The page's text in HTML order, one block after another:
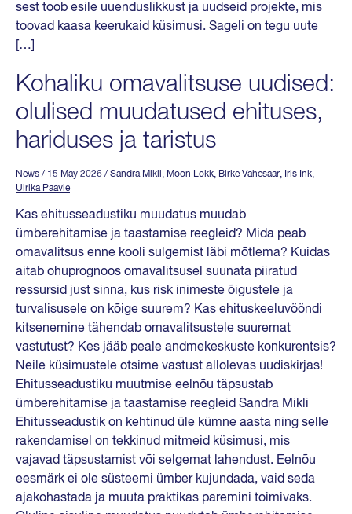
sest toob esile uuenduslikkust ja uudseid projekte, mis
toovad kaasa keerukaid küsimusi. Sageli on tegu uute
[…]
Kohaliku omavalitsuse uudised:
olulised muudatused ehituses,
hariduses ja taristus
News / 15 May 2026 / Sandra Mikli, Moon Lokk, Birke Vahesaar, Iris Ink,
Ulrika Paavle
Kas ehitusseadustiku muudatus muudab
ümberehitamise ja taastamise reegleid? Mida peab
omavalitsus enne kooli sulgemist läbi mõtlema? Kuidas
aitab ohuprognoos omavalitsusel suunata piiratud
ressursid just sinna, kus risk inimeste õigustele ja
turvalisusele on kõige suurem? Kas ehituskeeluvööndi
kitsenemine tähendab omavalitsustele suuremat
vastutust? Kes jääb peale andmekeskuste konkurentsis?
Neile küsimustele otsime vastust allolevas uudiskirjas!
Ehitusseadustiku muutmise eelnõu täpsustab
ümberehitamise ja taastamise reegleid Sandra Mikli
Ehitusseadustik on kehtinud üle kümne aasta ning selle
rakendamisel on tekkinud mitmeid küsimusi, mis
vajavad täpsustamist või selgemat lahendust. Eelnõu
eesmärk ei ole süsteemi ümber kujundada, vaid seda
ajakohastada ja muuta praktikas paremini toimivaks.